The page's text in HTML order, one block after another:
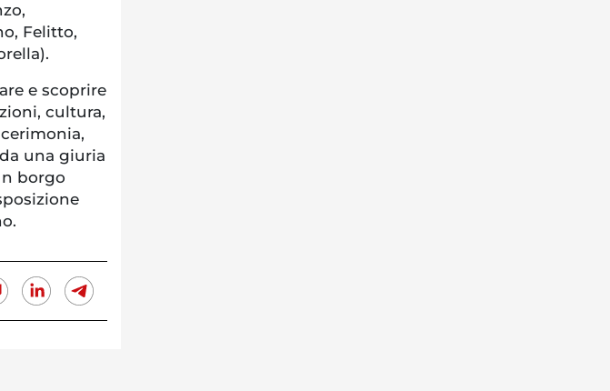
Felitto,
e scoprire
cultura,
una giuria
borgo